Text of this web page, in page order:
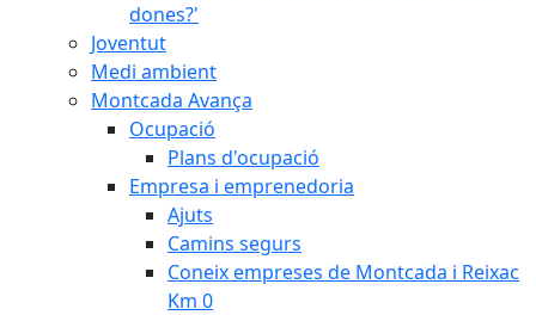
dones?'
Joventut
Medi ambient
Montcada Avança
Ocupació
Plans d'ocupació
Empresa i emprenedoria
Ajuts
Camins segurs
Coneix empreses de Montcada i Reixac
Km 0